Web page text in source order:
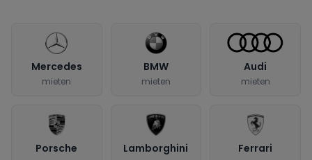
Mercedes
mieten
BMW
mieten
Audi
mieten
Porsche Lamborghini Ferrari